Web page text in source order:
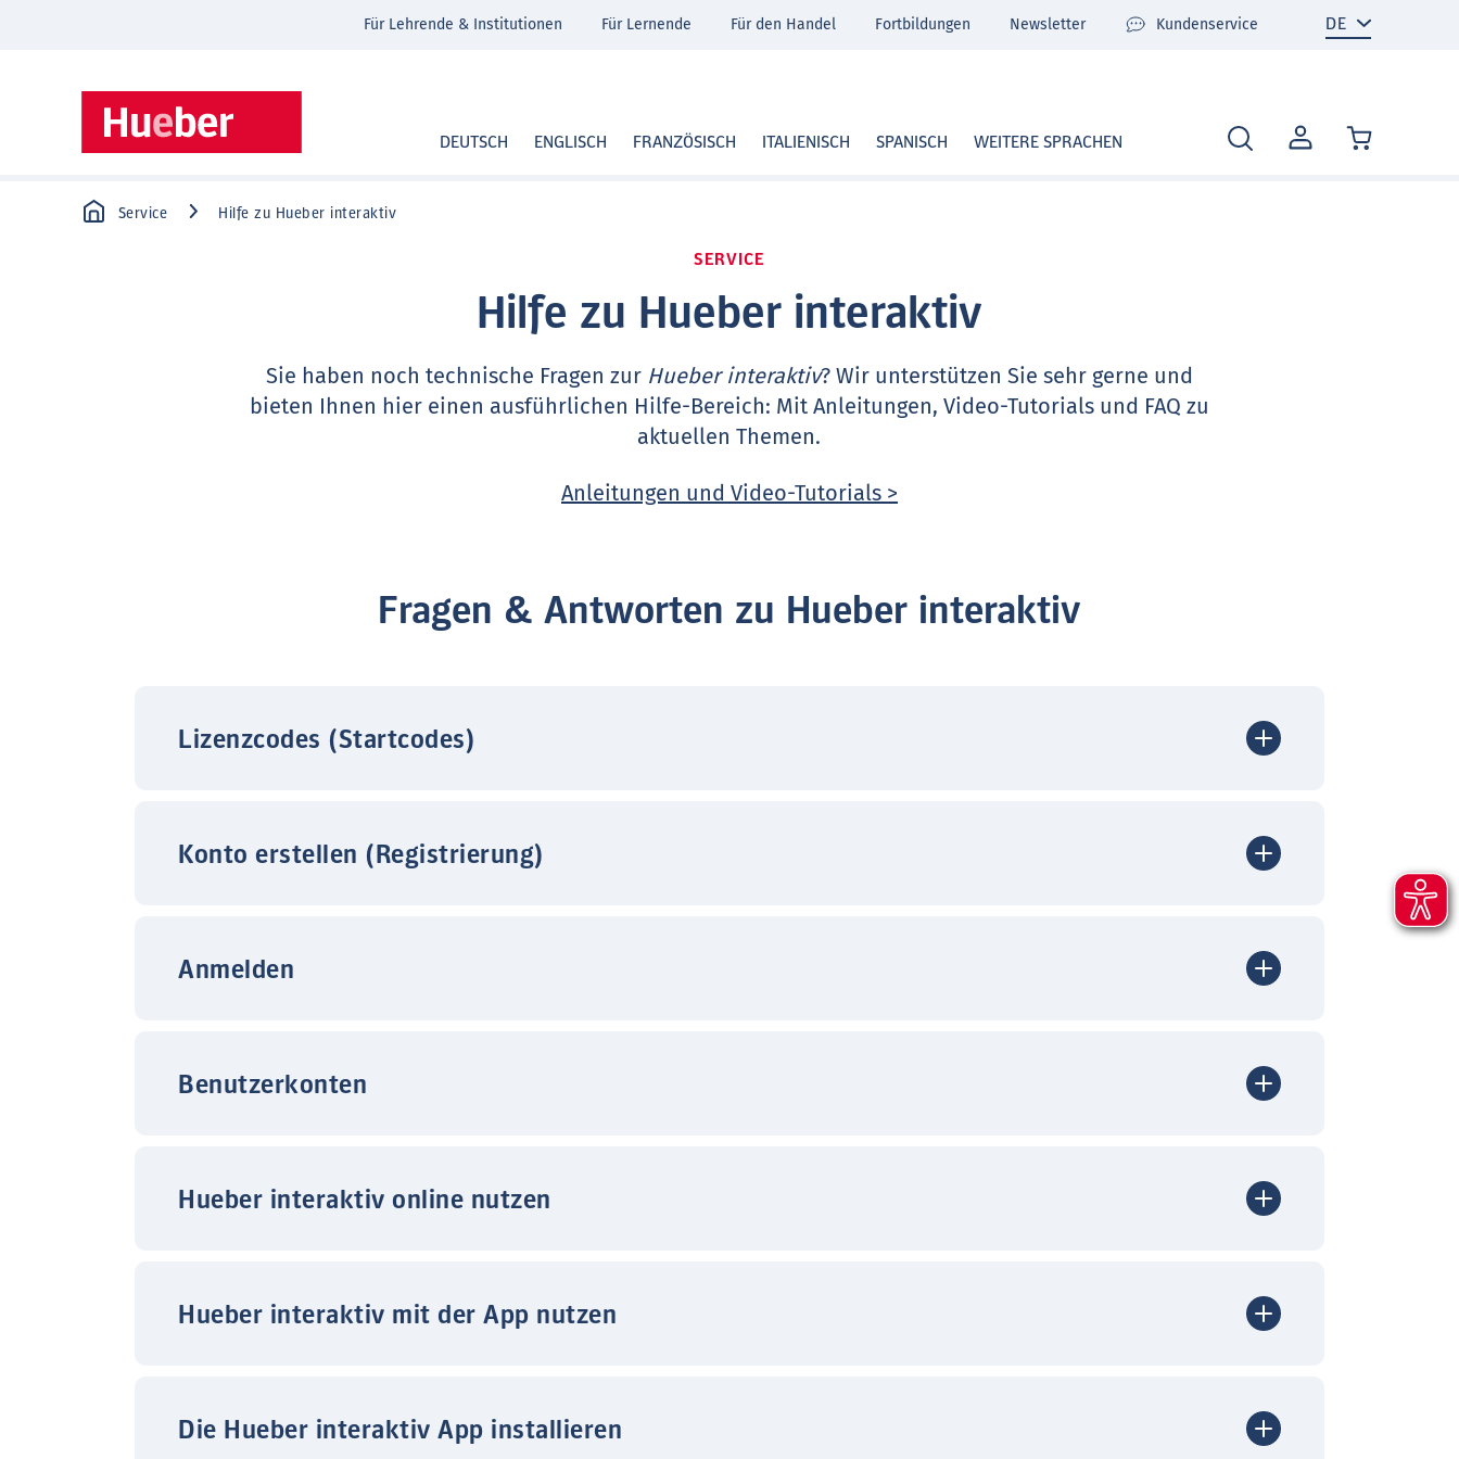
MEIN
KONTO
DEUTSCH ENGLISCH FRANZÖSISCH ITALIENISCH SPANISCH WEITERE SPRACHEN
Für Lehrende & Institutionen Für Lernende Für den Handel Fortbildungen Newsletter Kundenservice
Service Hilfe zu Hueber interaktiv
SERVICE
Hilfe zu Hueber interaktiv
Sie haben noch technische Fragen zur Hueber interaktiv? Wir unterstützen Sie sehr gerne und
bieten Ihnen hier einen ausführlichen Hilfe-Bereich: Mit Anleitungen, Video-Tutorials und FAQ zu
aktuellen Themen.
Anleitungen und Video-Tutorials >
Fragen & Antworten zu Hueber interaktiv
Lizenzcodes (Startcodes)
Konto erstellen (Registrierung)
Anmelden
Benutzerkonten
Hueber interaktiv online nutzen
Hueber interaktiv mit der App nutzen
Die Hueber interaktiv App installieren